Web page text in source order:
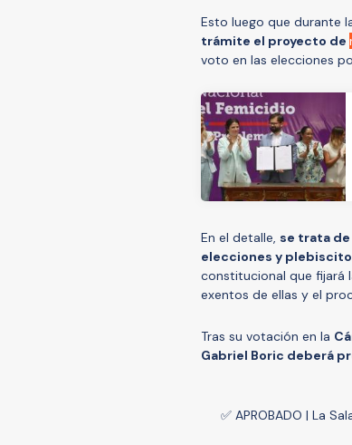
Esto luego que durante
trámite el proyecto de
voto en las elecciones
En el detalle, se trata
elecciones y
constitucional que fijará
exentos de ellas y el
Tras su votación en la
Gabriel Boric deberá
✅ APROBADO | La